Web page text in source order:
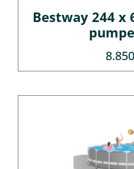
Bestway 244 x
8.850